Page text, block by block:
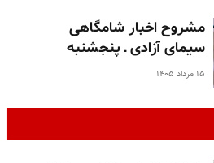
مشروح اخبار شامگاهی
سیمای آزادی ـ پنجشنبه
۱۵ مرداد ۱۴۰۵